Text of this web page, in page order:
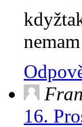
16.